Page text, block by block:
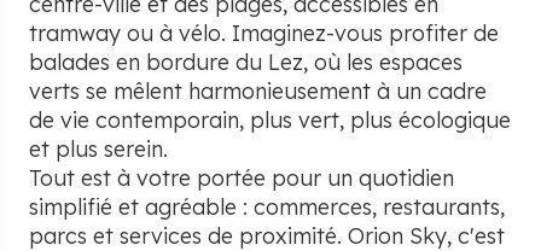
tramway ou à vélo. Imaginez-vous profiter de
balades en bordure du Lez, où les espaces
verts se mêlent harmonieusement à un cadre
de vie contemporain, plus vert, plus écologique
et plus serein.
Tout est à votre portée pour un quotidien
simplifié et agréable : commerces, restaurants,
parcs et services de proximité. Orion Sky, c'est